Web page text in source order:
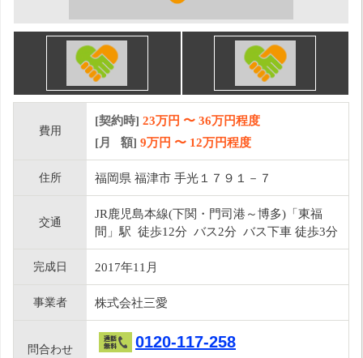
費用
[契約時] 23万円 〜 36万円程度
[月 額] 9万円 〜 12万円程度
住所 福岡県 福津市 手光１７９１－７
交通
JR鹿児島本線(下関・門司港～博多)「東福
間」駅 徒歩12分 バス2分 バス下車 徒歩3分
完成日 2017年11月
事業者 株式会社三愛
問合わせ 0120-117-258